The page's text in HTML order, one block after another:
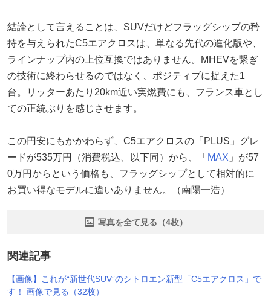
結論として言えることは、SUVだけどフラッグシップの矜
持を与えられたC5エアクロスは、単なる先代の進化版や、
ラインナップ内の上位互換ではありません。MHEVを繋ぎ
の技術に終わらせるのではなく、ポジティブに捉えた1
台。リッターあたり20km近い実燃費にも、フランス車とし
ての正統ぶりを感じさせます。
この円安にもかかわらず、C5エアクロスの「PLUS」グレ
ードが535万円（消費税込、以下同）から、「 MAX 」が57
0万円からという価格も、フラッグシップとして相対的に
お買い得なモデルに違いありません。（南陽一浩）
写真を全て見る（4枚）
関連記事
【画像】これが“新世代SUV”のシトロエン新型「C5エアクロス」で
す！ 画像で見る（32枚）